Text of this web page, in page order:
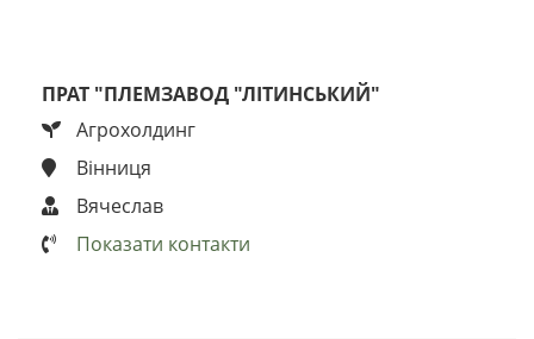
ПРАТ "ПЛЕМЗАВОД "ЛІТИНСЬКИЙ"
Агрохолдинг
Вінниця
Вячеслав
Показати контакти